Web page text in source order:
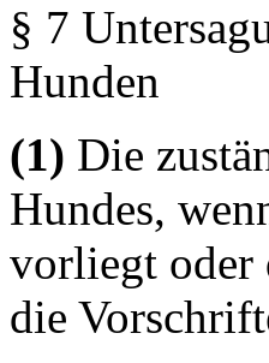
§ 7
Hunden
(1) Die
Hundes,
vorliegt oder
die